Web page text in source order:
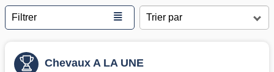
Filtrer ≣
Chevaux A LA UNE